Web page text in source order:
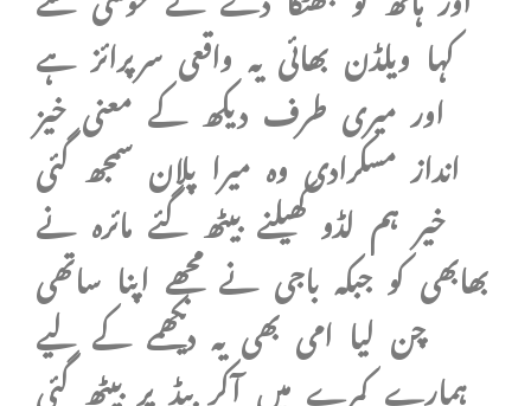
کہا ویلڈن بھائی یہ واقعی سرپرائز ہے
اور میری طرف دیکھ کے معنی خیز
انداز مسکرادی وہ میرا پلان سمجھ گئی
خیر ہم لڈو کھیلنے بیٹھ گئے مائرہ نے
بھابھی کو جبکہ باجی نے مجھے اپنا ساتھی
چن لیا امی بھی یہ دیکھمے کے لیے
ہمارے کمرے میں آکر بیڈ پر بیٹھ گئی